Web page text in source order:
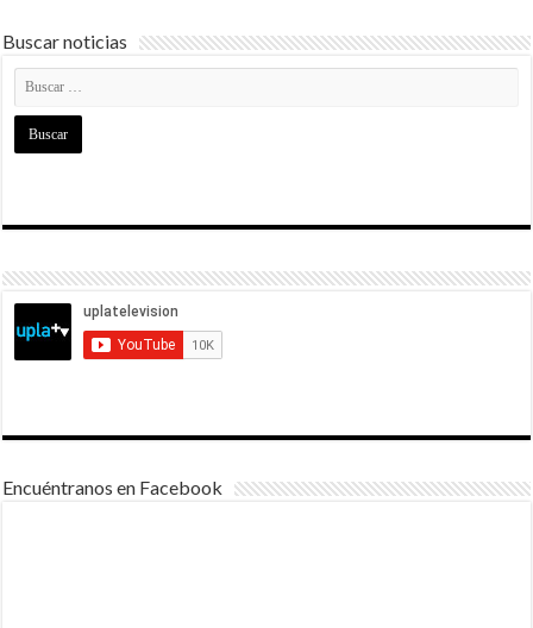
Buscar noticias
Encuéntranos en Facebook